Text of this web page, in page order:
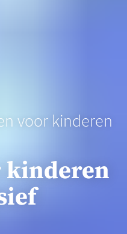
voor kinderen
kinderen